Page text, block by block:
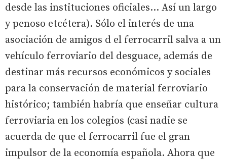
desde las instituciones oficiales... Así un largo
y penoso etcétera). Sólo el interés de una
asociación de amigos d el ferrocarril salva a un
vehículo ferroviario del desguace, además de
destinar más recursos económicos y sociales
para la conservación de material ferroviario
histórico; también habría que enseñar cultura
ferroviaria en los colegios (casi nadie se
acuerda de que el ferrocarril fue el gran
impulsor de la economía española. Ahora que